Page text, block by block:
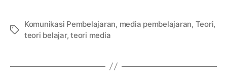
Tags
Komunikasi Pembelajaran, media pembelajaran, Teori,
teori belajar,teori media